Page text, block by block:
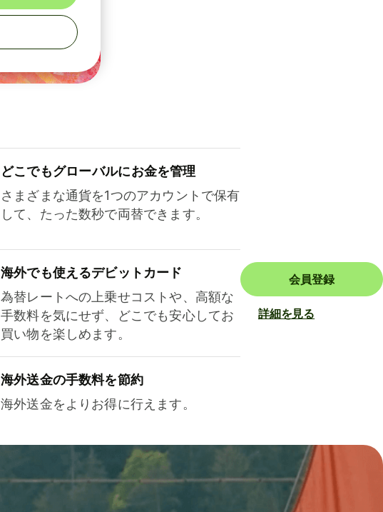
どこでもグ⁠ロ⁠ー⁠バ⁠ルにお金を管理
さまざまな通貨を1つのアカウントで保有
して、たった数秒で両替できます。
海外でも使えるデビットカード
為替レートへの上乗せコストや、高額な
手数料を気にせず、どこでも安心してお
買い物を楽しめます。
海外送金の手数料を節約
海外送金をよりお得に行えます。
会員登録
詳細を見る